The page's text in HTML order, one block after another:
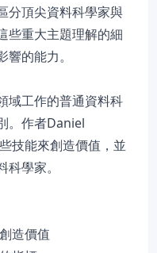
分頂尖資料科學家與
些重大主題理解的細
的能力。
域工作的普通資料科
。作者Daniel
技能來創造價值，並
學家。
造價值